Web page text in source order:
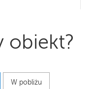
obiekt?
W pobliżu